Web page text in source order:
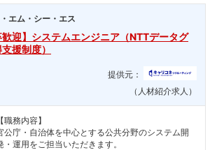
エム・シー・エス
歓迎】システムエンジニア（NTTデータグ
援制度）
提供元：
（人材紹介求人）
【職務内容】
公庁・自治体を中心とする公共分野のシステム開
・運用をご担当いただきます。